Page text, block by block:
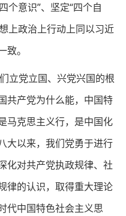
个意识”、坚定“四个自
上政治上行动上同以习近
。
立党立国、兴党兴国的根
共产党为什么能，中国特
马克思主义行，是中国化
大以来，我们党勇于进行
化对共产党执政规律、社
律的认识，取得重大理论
代中国特色社会主义思